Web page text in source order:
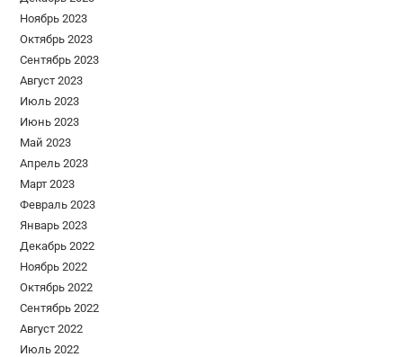
Ноябрь 2023
Октябрь 2023
Сентябрь 2023
Август 2023
Июль 2023
Июнь 2023
Май 2023
Апрель 2023
Март 2023
Февраль 2023
Январь 2023
Декабрь 2022
Ноябрь 2022
Октябрь 2022
Сентябрь 2022
Август 2022
Июль 2022